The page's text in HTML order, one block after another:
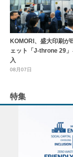
KOMORI、盛大印刷が
ェット「J-throne 29
入
08月07日
特集